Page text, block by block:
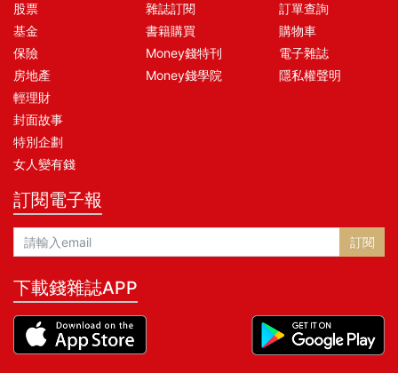
股票
基金
保險
房地產
輕理財
封面故事
特別企劃
女人變有錢
雜誌訂閱
書籍購買
Money錢特刊
Money錢學院
訂單查詢
購物車
電子雜誌
隱私權聲明
訂閱電子報
訂閱
下載錢雜誌APP